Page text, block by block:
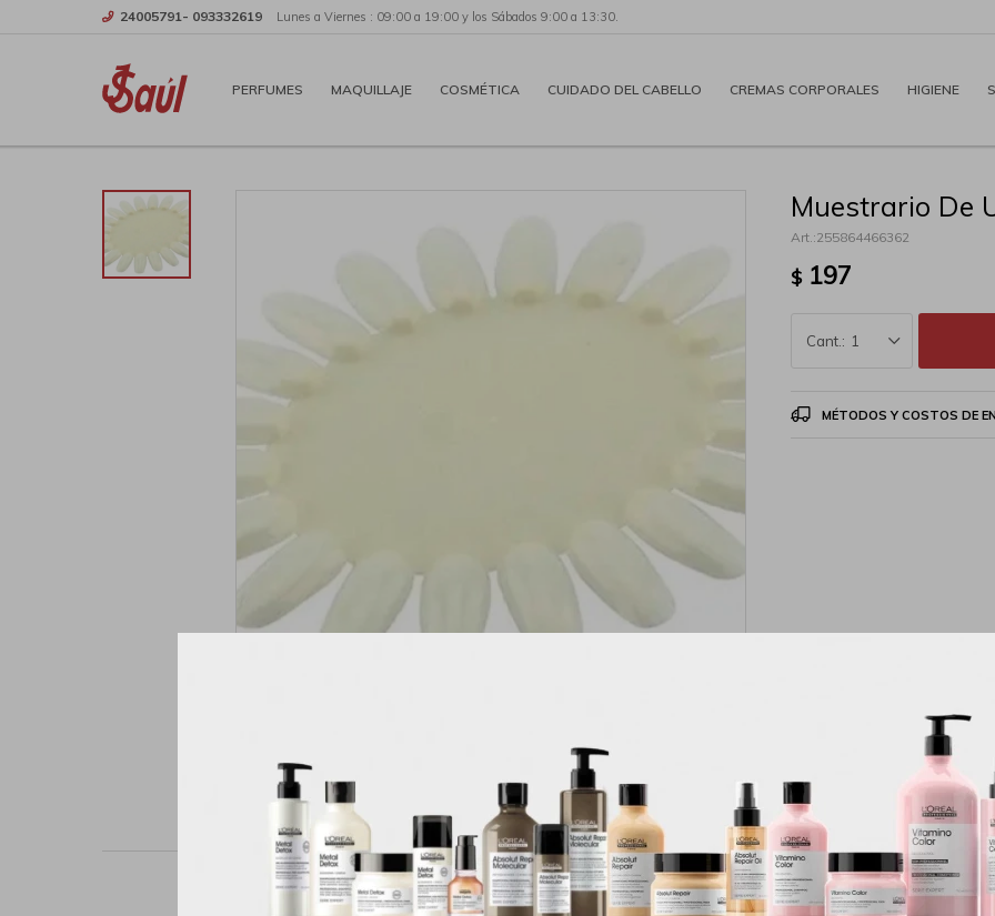
PERFUMES MAQUILLAJE COSMÉTICA CUIDADO DEL CABELLO CREMAS CORPORALES HIGIENE
24005791- 093332619 Lunes a Viernes : 09:00 a 19:00 y los Sábados 9:00 a 13:30.
Muestrario De
255864466362
$ 197
1
MÉTODOS Y COSTOS DE
Productos que te pueden interesar